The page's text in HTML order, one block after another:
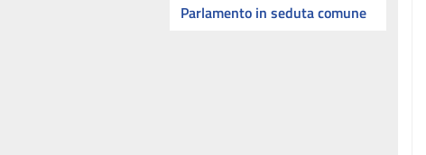
Parlamento in seduta comune